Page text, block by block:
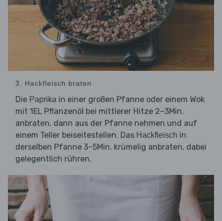
3. Hackfleisch braten
Die Paprika in einer großen Pfanne oder einem Wok
mit 1EL Pflanzenöl bei mittlerer Hitze 2–3Min.
anbraten, dann aus der Pfanne nehmen und auf
einem Teller beiseitestellen. Das Hackfleisch in
derselben Pfanne 3–5Min. krümelig anbraten, dabei
gelegentlich rühren.